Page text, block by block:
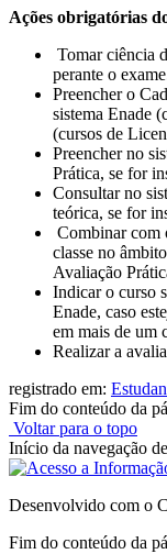
Ações obrigatórias
Tomar ciência
perante o
Preencher o
sistema Enade
(cursos de
Preencher no
Prática, se for
Consultar no
teórica, se for
Combinar com
classe no
Avaliação
Indicar o curso
Enade, caso
em mais de um
Realizar a
registrado em:
Fim do conteúdo da
Voltar para o topo
Início da navegação
Desenvolvido com o
Fim do conteúdo da